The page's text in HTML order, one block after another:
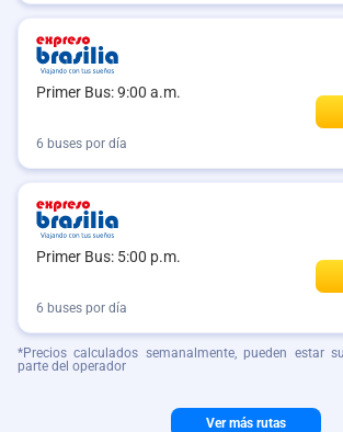
Primer Bus: 9:00 a.m.
6 buses por día
Primer Bus: 5:00 p.m.
6 buses por día
*Precios calculados semanalmente, pueden estar
parte del operador
Ver más rutas